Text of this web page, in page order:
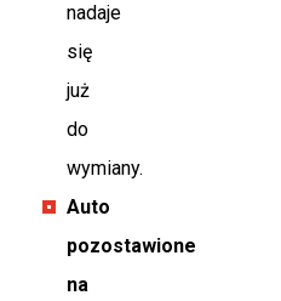
nadaje
się
już
do
wymiany.
Auto
pozostawione
na